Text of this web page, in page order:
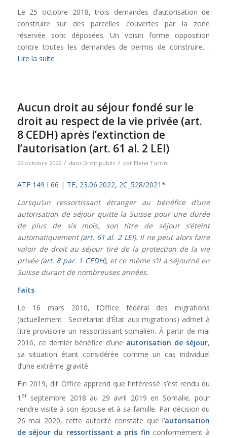
Le 25 octobre 2018, trois demandes d’autorisation de
construire sur des parcelles couvertes par la zone
réservée sont déposées. Un voisin forme opposition
contre toutes les demandes de permis de construire.…
Lire la suite
Aucun droit au séjour fondé sur le
droit au respect de la vie privée (art.
8 CEDH) après l’extinction de
l’autorisation (art. 61 al. 2 LEI)
29 octobre 2022 / dans Droit public / par Elena Turrini
ATF 149 I 66 | TF, 23.06.2022, 2C_528/2021*
Lorsqu’un ressortissant étranger au bénéfice d’une
autorisation de séjour quitte la Suisse pour une durée
de plus de six mois, son titre de séjour s’éteint
automatiquement (art. 61 al. 2 LEI). Il ne peut alors faire
valoir de droit au séjour tiré de la protection de la vie
privée (art. 8 par. 1 CEDH), et ce même s’il a séjourné en
Suisse durant de nombreuses années.
Faits
Le 16 mars 2010, l’Office fédéral des migrations
(actuellement : Secrétariat d’État aux migrations) admet à
titre provisoire un ressortissant somalien. À partir de mai
2016, ce dernier bénéfice d’une autorisation de séjour,
sa situation étant considérée comme un cas individuel
d’une extrême gravité.
Fin 2019, dit Office apprend que l’intéressé s’est rendu du
1 er septembre 2018 au 29 avril 2019 en Somalie, pour
rendre visite à son épouse et à sa famille. Par décision du
26 mai 2020, cette autorité constate que l’autorisation
de séjour du ressortissant a pris fin conformément à